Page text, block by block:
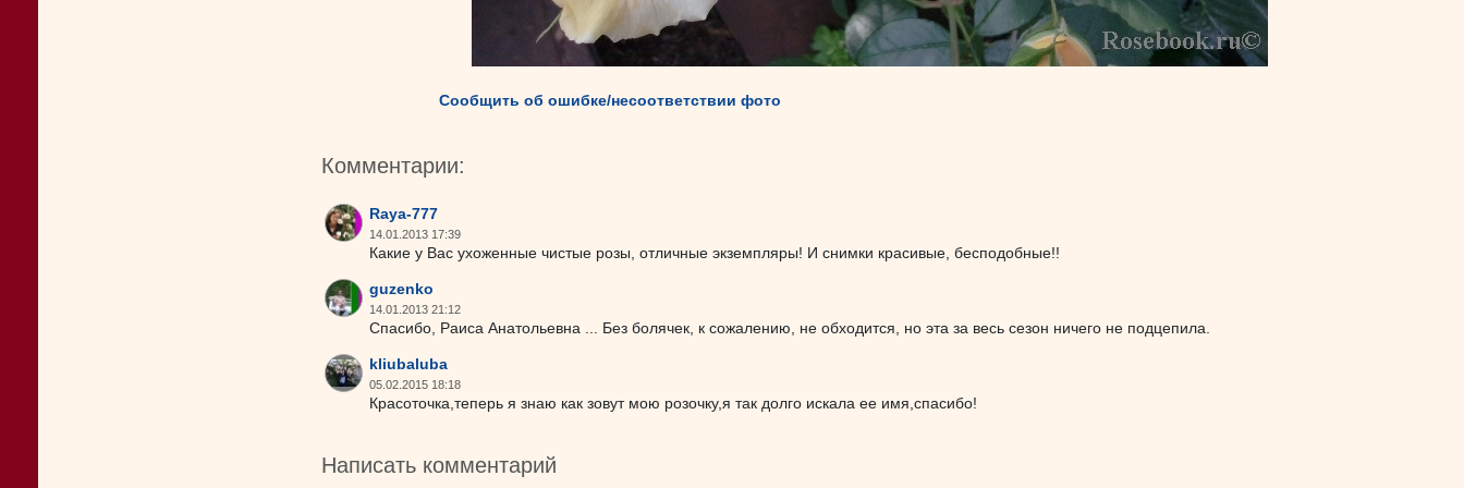
Сообщить об ошибке/несоответствии фото
Комментарии:
Raya-777
14.01.2013 17:39
Какие у Вас ухоженные чистые розы, отличные экземпляры! И снимки красивые, бесподобные!!
guzenko
14.01.2013 21:12
Спасибо, Раиса Анатольевна ... Без болячек, к сожалению, не обходится, но эта за весь сезон ничего не подцепила.
kliubaluba
05.02.2015 18:18
Красоточка,теперь я знаю как зовут мою розочку,я так долго искала ее имя,спасибо!
Написать комментарий